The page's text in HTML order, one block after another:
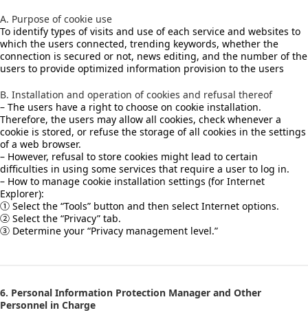
A. Purpose of cookie use
To identify types of visits and use of each service and websites to
which the users connected, trending keywords, whether the
connection is secured or not, news editing, and the number of the
users to provide optimized information provision to the users
B. Installation and operation of cookies and refusal thereof
– The users have a right to choose on cookie installation.
Therefore, the users may allow all cookies, check whenever a
cookie is stored, or refuse the storage of all cookies in the settings
of a web browser.
– However, refusal to store cookies might lead to certain
difficulties in using some services that require a user to log in.
– How to manage cookie installation settings (for Internet
Explorer):
① Select the “Tools” button and then select Internet options.
② Select the “Privacy” tab.
③ Determine your “Privacy management level.”
6. Personal Information Protection Manager and Other
Personnel in Charge